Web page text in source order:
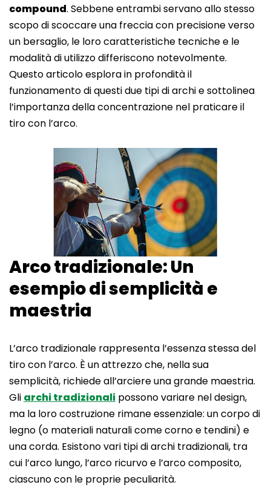
compound. Sebbene entrambi servano allo stesso
scopo di scoccare una freccia con precisione verso
un bersaglio, le loro caratteristiche tecniche e le
modalità di utilizzo differiscono notevolmente.
Questo articolo esplora in profondità il
funzionamento di questi due tipi di archi e sottolinea
l’importanza della concentrazione nel praticare il
tiro con l’arco.
Arco tradizionale: Un
esempio di semplicità e
maestria
L’arco tradizionale rappresenta l’essenza stessa del
tiro con l’arco. È un attrezzo che, nella sua
semplicità, richiede all’arciere una grande maestria.
Gli archi tradizionali possono variare nel design,
ma la loro costruzione rimane essenziale: un corpo di
legno (o materiali naturali come corno e tendini) e
una corda. Esistono vari tipi di archi tradizionali, tra
cui l’arco lungo, l’arco ricurvo e l’arco composito,
ciascuno con le proprie peculiarità.